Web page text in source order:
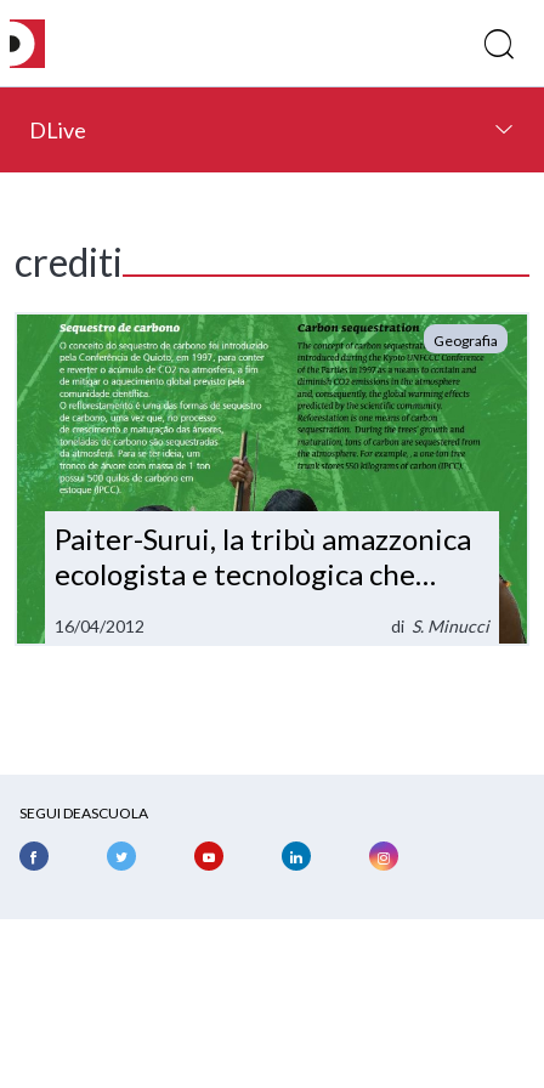
DLive
crediti
Geografia
Paiter-Surui, la tribù amazzonica
ecologista e tecnologica che
16/04/2012 di S. Minucci
SEGUI DEASCUOLA